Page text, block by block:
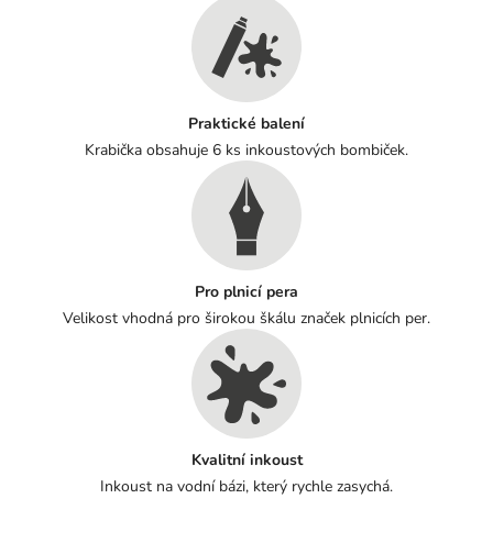
Praktické balení
Krabička obsahuje 6 ks inkoustových bombiček.
Pro plnicí pera
Velikost vhodná pro širokou škálu značek plnicích per.
Kvalitní inkoust
Inkoust na vodní bázi, který rychle zasychá.